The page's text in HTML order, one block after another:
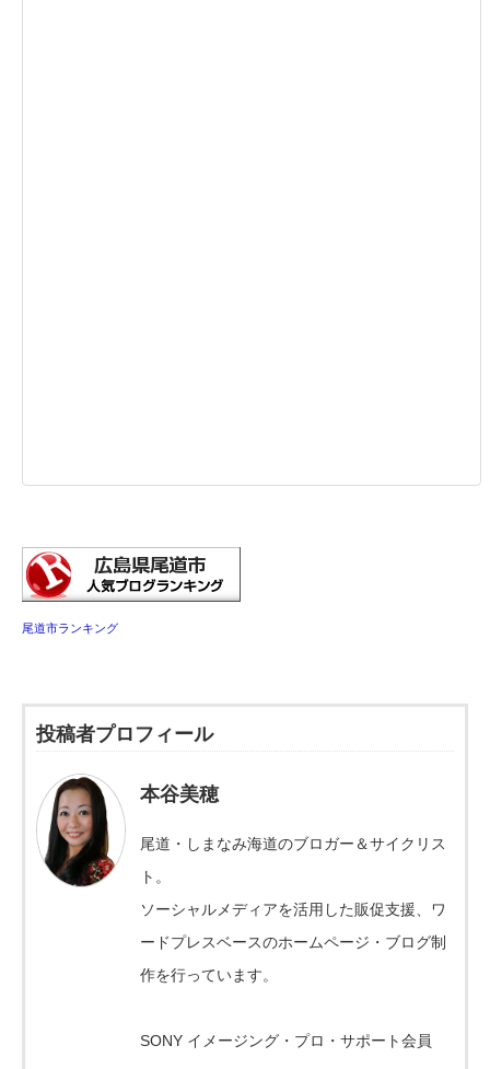
尾道市ランキング
投稿者プロフィール
本谷美穂
尾道・しまなみ海道のブロガー＆サイクリス
ト。
ソーシャルメディアを活用した販促支援、ワ
ードプレスベースのホームページ・ブログ制
作を行っています。
SONY イメージング・プロ・サポート会員